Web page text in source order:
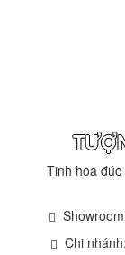
Tinh hoa
Chi